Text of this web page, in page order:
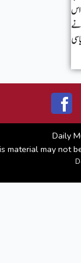
Daily
material may not